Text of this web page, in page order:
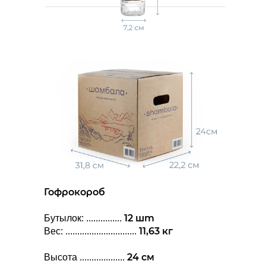
Гофрокороб
Бутылок: ............... 12 шт
Вес: .............................. 11,63 кг
Высота ................... 24 см